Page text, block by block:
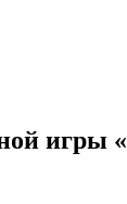
игры